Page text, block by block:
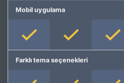
Mobil uygulama
Farklı tema seçenekleri